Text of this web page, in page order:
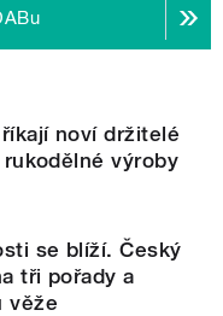
noví držitelé
výroby
se blíží. Český
tři pořady a
věže